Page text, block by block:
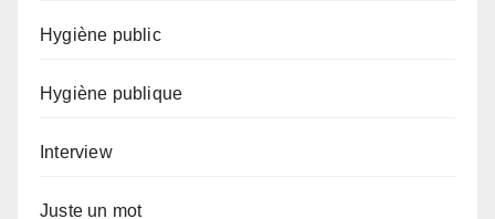
Hygiène public
Hygiène publique
Interview
Juste un mot